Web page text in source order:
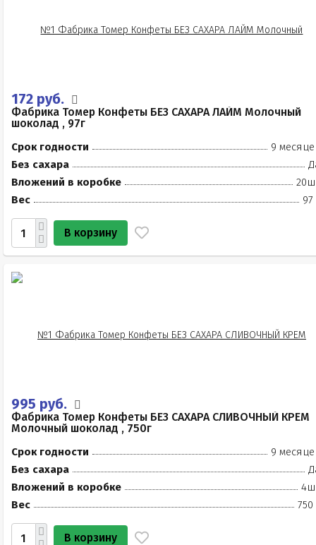
172 руб.
Фабрика Томер Конфеты БЕЗ САХАРА ЛАЙМ Молочный
шоколад , 97г
Срок годности
9
Без сахара
Вложений в коробке
Вес
97
В корзину
995 руб.
Фабрика Томер Конфеты БЕЗ САХАРА СЛИВОЧНЫЙ КРЕМ
Молочный шоколад , 750г
Срок годности
9
Без сахара
Вложений в коробке
Вес
750
В корзину